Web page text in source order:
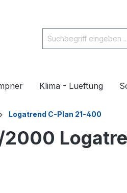
Klima - Lueftung
Logatrend C-Plan 21-400